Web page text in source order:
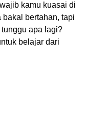
kamu kuasai di
bakal bertahan, tapi
apa lagi?
belajar dari